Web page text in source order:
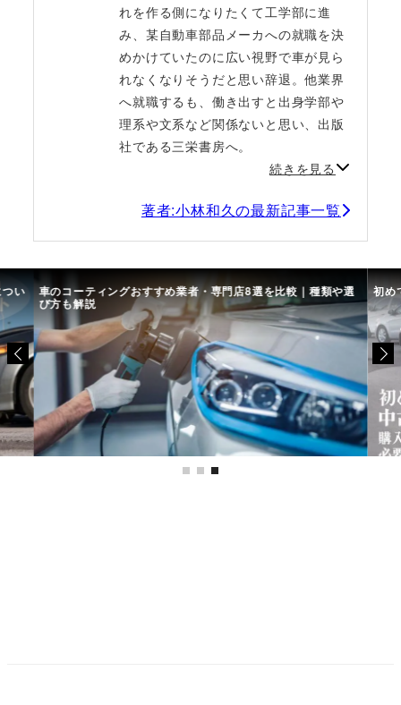
れを作る側になりたくて工学部に進
み、某自動車部品メーカへの就職を決
めかけていたのに広い視野で車が見ら
れなくなりそうだと思い辞退。他業界
へ就職するも、働き出すと出身学部や
理系や文系など関係ないと思い、出版
社である三栄書房へ。
続きを見る
著者:小林和久の最新記事一覧
い 車のコーティングおすすめ業者・専門店8選を比較｜種類や選
び方も解説
初め